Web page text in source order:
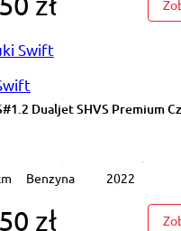
K.cofania 2 stref klima Salon
SHVS Premium Cz.cof Salon
Dualjet SHVS Premium
Benzyna 2022
zł